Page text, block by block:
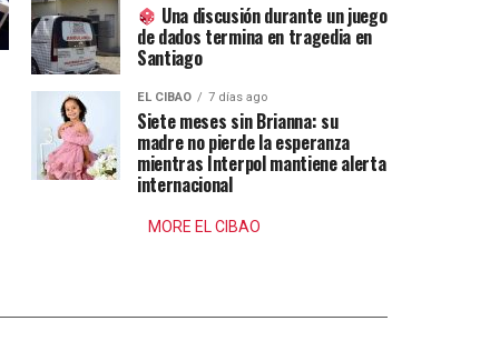
Una discusión durante un juego
de dados termina en tragedia en
Santiago
EL CIBAO 7 días ago
Siete meses sin Brianna: su
madre no pierde la esperanza
mientras Interpol mantiene alerta
internacional
MORE EL CIBAO